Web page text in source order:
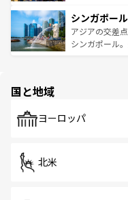
参照してほしい
激する。気候
が待っている
た文化、そし
み、どこを訪
ており、効率
うな絶景から
シンガポール
アジアの交差
シンガポール
で、ホーカー
国と地域
ヨーロッパ
北米